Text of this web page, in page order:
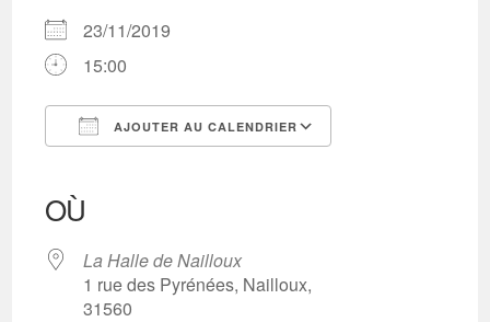
23/11/2019
15:00
AJOUTER AU CALENDRIER
OÙ
La Halle de Nailloux
1 rue des Pyrénées, Nailloux,
31560